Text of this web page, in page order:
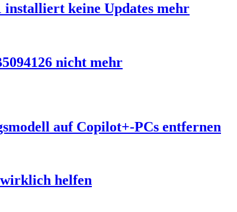
installiert keine Updates mehr
nicht mehr
auf Copilot+-PCs entfernen
helfen